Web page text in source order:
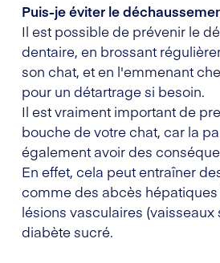
Puis-je éviter le
Il est possible de prévenir le
dentaire, en brossant
son chat, et en l'emmenant
pour un détartrage si besoin.
Il est vraiment important de
bouche de votre chat, car la
également avoir des
En effet, cela peut entraîner
comme des abcès hépatiques
lésions vasculaires (vaisseaux
diabète sucré.